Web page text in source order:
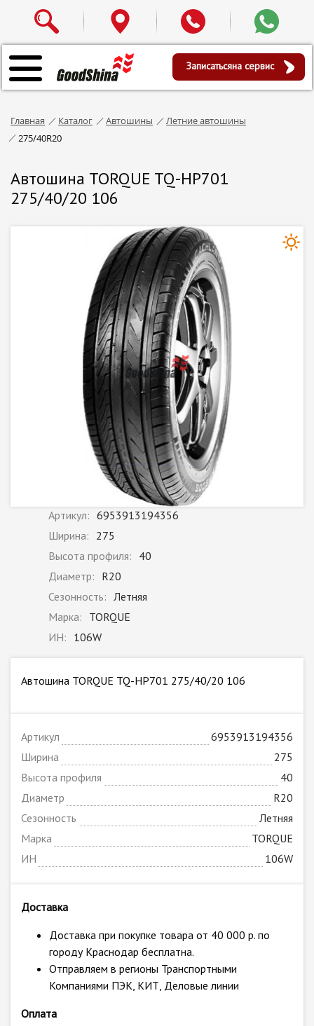
Записатьсяна сервис
Главная Каталог Автошины
Летние автошины
275/40R20
Автошина TORQUE TQ-HP701
275/40/20 106
Артикул: 6953913194356
Ширина: 275
Высота профиля: 40
Диаметр: R20
Сезонность: Летняя
Марка: TORQUE
ИН: 106W
Автошина TORQUE TQ-HP701 275/40/20 106
Артикул
6953913194356
Ширина
275
Высота профиля
40
Диаметр
R20
Сезонность
Летняя
Марка
TORQUE
ИН
106W
Доставка
Доставка при покупке товара от 40 000 р. по
городу Краснодар бесплатна.
Отправляем в регионы Транспортными
Компаниями ПЭК, КИТ, Деловые линии
Оплата